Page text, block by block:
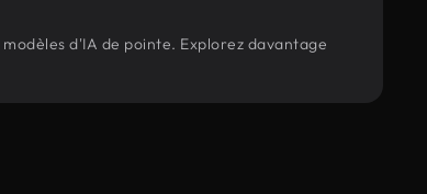
d'IA de pointe. Explorez davantage